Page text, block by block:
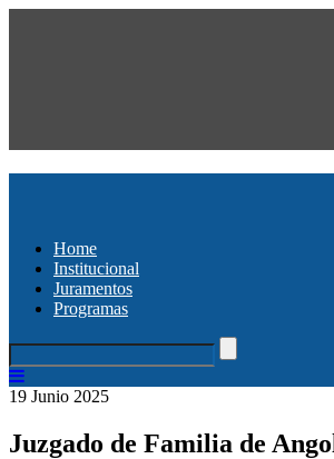
Home
Institucional
Juramentos
Programas
19 Junio 2025
Juzgado de Familia de